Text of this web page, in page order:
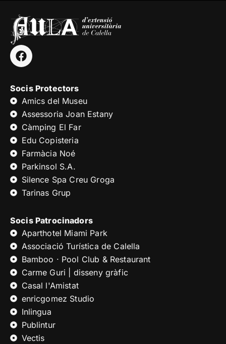
Socis Protectors
Amics del Museu
Assessoria Joan Estany
Càmping El Far
Edu Copisteria
Farmàcia Noé
Parkinsol S.A.
Silence Spa Creu Groga
Tarinas Grup
Socis Patrocinadors
Aparthotel Miami Park
Associació Turística de Calella
Bamboo · Pool Club & Restaurant
Carme Guri | disseny gràfic
Casal l'Amistat
enricgomez Studio
Inlingua
Publintur
Vectis